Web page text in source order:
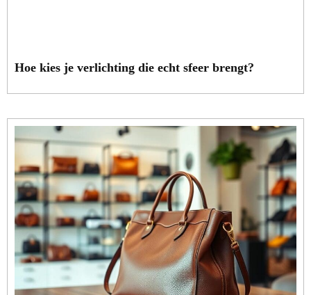
Hoe kies je verlichting die echt sfeer brengt?